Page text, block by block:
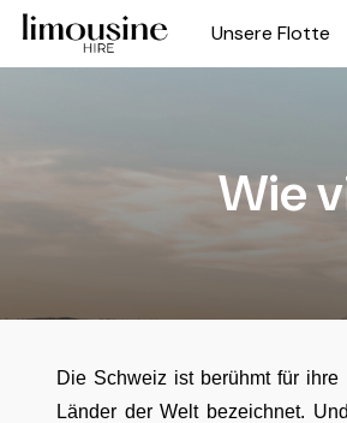
Unsere Flotte
Wie
Die Schweiz ist berühmt für
Länder der Welt bezeichnet.